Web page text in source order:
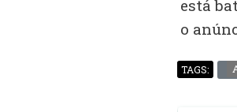
está
o
TAGS: